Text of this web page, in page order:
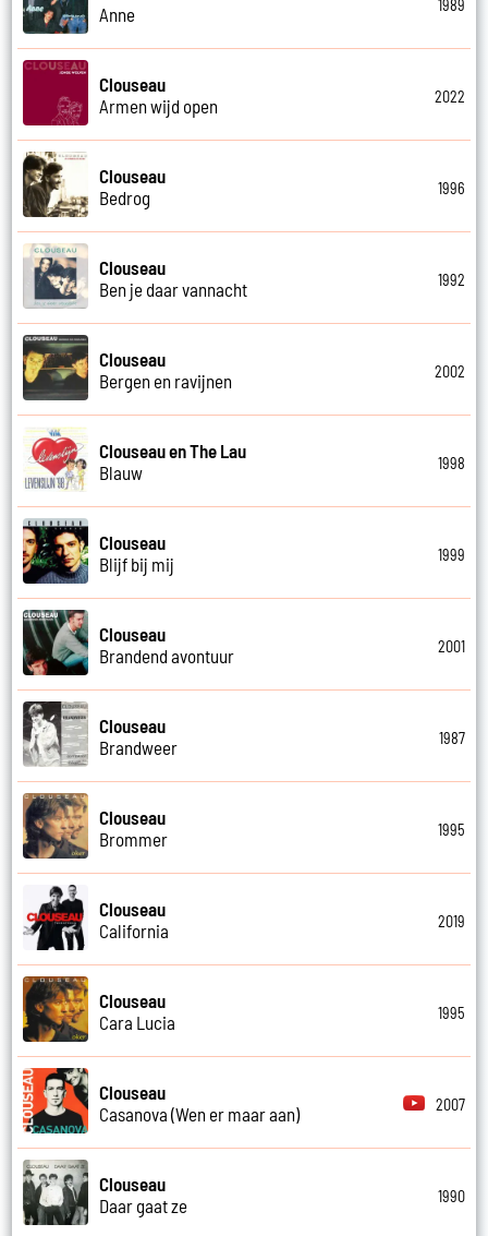
Anne
1989
Clouseau
Armen wijd open
2022
Clouseau
Bedrog
1996
Clouseau
Ben je daar vannacht
1992
Clouseau
Bergen en ravijnen
2002
Clouseau en The Lau
Blauw
1998
Clouseau
Blijf bij mij
1999
Clouseau
Brandend avontuur
2001
Clouseau
Brandweer
1987
Clouseau
Brommer
1995
Clouseau
California
2019
Clouseau
Cara Lucia
1995
Clouseau
Casanova (Wen er maar aan)
2007
Clouseau
Daar gaat ze
1990